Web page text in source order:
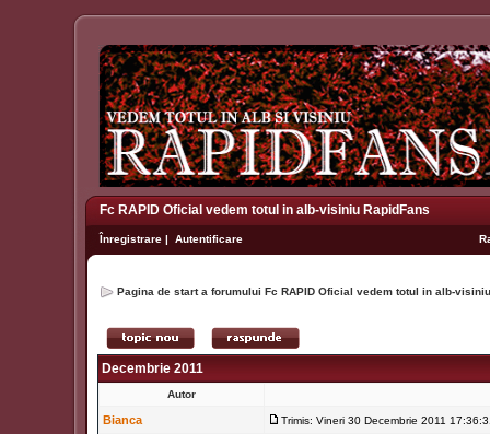
Fc RAPID Oficial vedem totul in alb-visiniu RapidFans
Înregistrare | Autentificare
Pagina de start a forumului Fc RAPID Oficial vedem totul in alb-
Decembrie 2011
Autor
Bianca Trimis: Vineri 30 Decembrie 2011